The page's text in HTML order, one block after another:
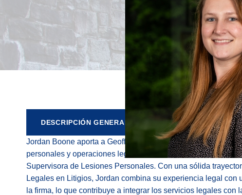
DESCRIPCIÓN GENERAL
Jordan Boone aporta a Geoff McDonald & Associates una
personales y operaciones legales, donde actualmente se
Supervisora ​​de Lesiones Personales. Con una sólida
Legales en Litigios, Jordan combina su experiencia legal
la firma, lo que contribuye a integrar los servicios legales con